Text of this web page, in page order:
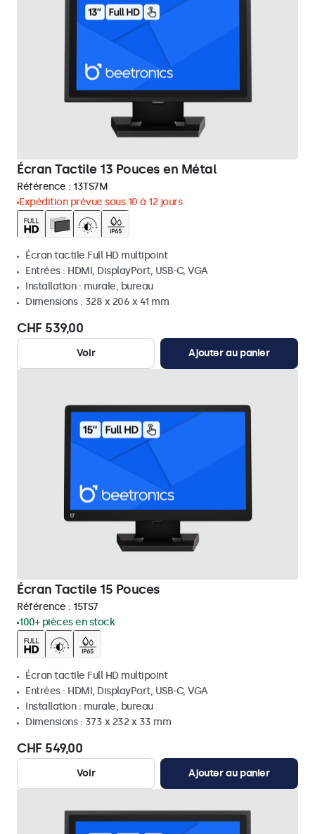
Écran Tactile 13 Pouces en Métal
Référence : 13TS7M
Expédition prévue sous 10 à 12 jours
Écran tactile Full HD multipoint
Entrées : HDMI, DisplayPort, USB-C, VGA
Installation : murale, bureau
Dimensions : 328 x 206 x 41 mm
CHF 539,00
Voir Ajouter au panier
Écran Tactile 15 Pouces
Référence : 15TS7
100+ pièces en stock
Écran tactile Full HD multipoint
Entrées : HDMI, DisplayPort, USB-C, VGA
Installation : murale, bureau
Dimensions : 373 x 232 x 33 mm
CHF 549,00
Voir Ajouter au panier